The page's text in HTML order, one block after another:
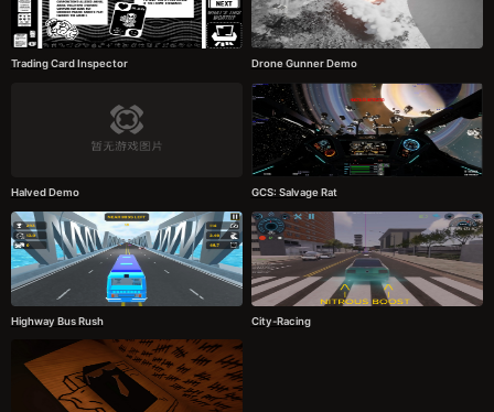
Trading Card Inspector Drone Gunner Demo
Halved Demo GCS: Salvage Rat
Highway Bus Rush City-Racing